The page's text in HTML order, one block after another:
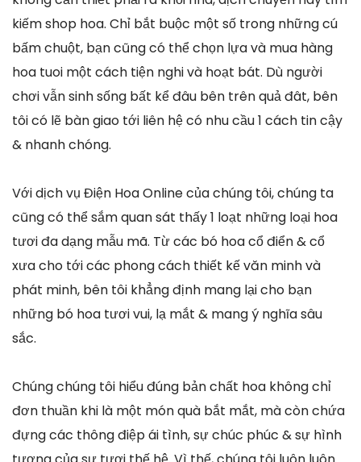
kiếm shop hoa. Chỉ bắt buộc một số trong những cú
bấm chuột, bạn cũng có thể chọn lựa và mua hàng
hoa tuoi một cách tiện nghi và hoạt bát. Dù người
chơi vẫn sinh sống bất kể đâu bên trên quả đât, bên
tôi có lẽ bàn giao tới liên hệ có nhu cầu 1 cách tin cậy
& nhanh chóng.
Với dịch vụ Điện Hoa Online của chúng tôi, chúng ta
cũng có thể sắm quan sát thấy 1 loạt những loại hoa
tươi đa dạng mẫu mã. Từ các bó hoa cổ điển & cổ
xưa cho tới các phong cách thiết kế văn minh và
phát minh, bên tôi khẳng định mang lại cho bạn
những bó hoa tươi vui, lạ mắt & mang ý nghĩa sâu
sắc.
Chúng chúng tôi hiểu đúng bản chất hoa không chỉ
đơn thuần khi là một món quà bắt mắt, mà còn chứa
đựng các thông điệp ái tình, sự chúc phúc & sự hình